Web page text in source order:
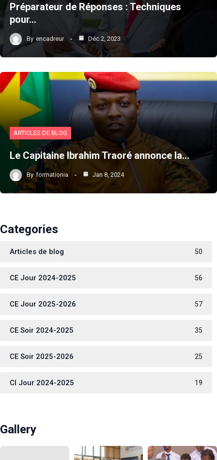
Préparateur de Réponses : Techniques
pour…
By encadreur Déc 2, 2023
ARTICLES DE BLOG
Le Capitaine Ibrahim Traoré annonce la…
By formationia Jan 8, 2024
Categories
Articles de blog 50
CE Jour 2024-2025 56
CE Jour 2025-2026 57
CE Soir 2024-2025 35
CE Soir 2025-2026 25
CI Jour 2024-2025 19
Gallery